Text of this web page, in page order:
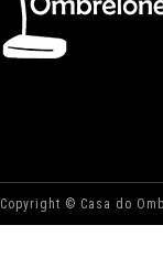
Copyright © Casa do